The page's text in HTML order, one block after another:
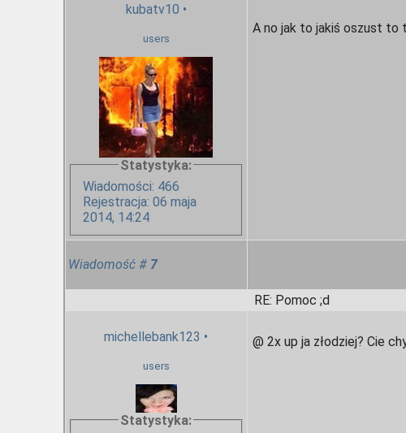
kubatv10 •
users
Statystyka:
Wiadomości: 466
Rejestracja: 06 maja
2014, 14:24
A no jak to jakiś oszust to
Wiadomość # 7
RE: Pomoc ;d
michellebank123 •
users
Statystyka:
@ 2x up ja złodziej? Cie